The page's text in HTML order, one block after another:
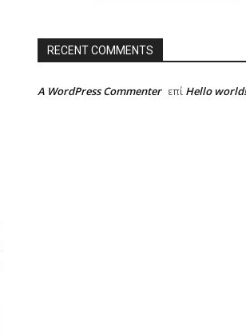
RECENT COMMENTS
A WordPress Commenter επί Hello world!